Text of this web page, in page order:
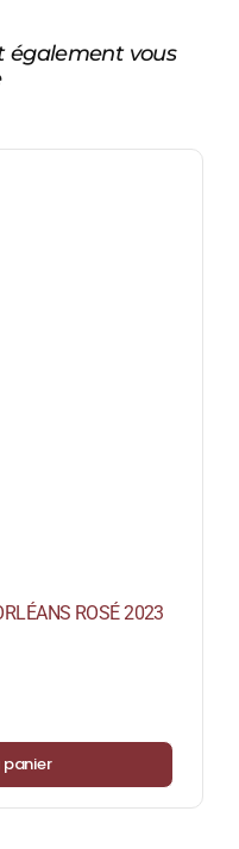
également vous
ROSÉ 2023